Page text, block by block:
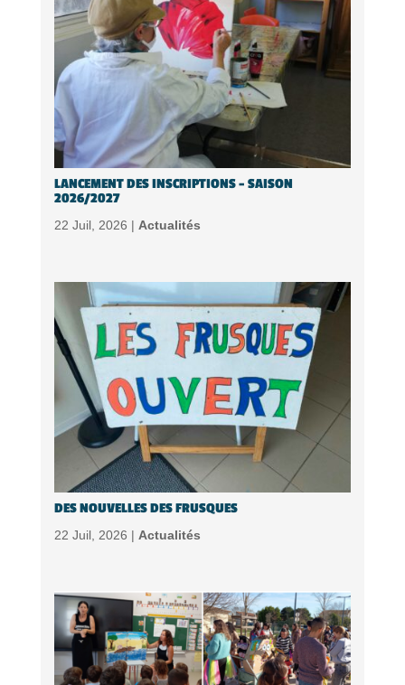
LANCEMENT DES INSCRIPTIONS – SAISON
2026/2027
22 Juil, 2026 | Actualités
DES NOUVELLES DES FRUSQUES
22 Juil, 2026 | Actualités